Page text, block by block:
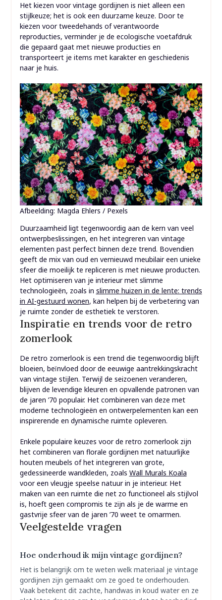
Het kiezen voor vintage gordijnen is niet alleen een
stijlkeuze; het is ook een duurzame keuze. Door te
kiezen voor tweedehands of verantwoorde
reproducties, verminder je de ecologische voetafdruk
die gepaard gaat met nieuwe producties en
transporteert je items met karakter en geschiedenis
naar je huis.
Afbeelding: Magda Ehlers / Pexels
Duurzaamheid ligt tegenwoordig aan de kern van veel
ontwerpbeslissingen, en het integreren van vintage
elementen past perfect binnen deze trend. Bovendien
geeft de mix van oud en vernieuwd meubilair een unieke
sfeer die moeilijk te repliceren is met nieuwe producten.
Het optimiseren van je interieur met slimme
technologieën, zoals in slimme huizen in de lente: trends
in AI-gestuurd wonen, kan helpen bij de verbetering van
je ruimte zonder de esthetiek te verstoren.
Inspiratie en trends voor de retro
zomerlook
De retro zomerlook is een trend die tegenwoordig blijft
bloeien, beïnvloed door de eeuwige aantrekkingskracht
van vintage stijlen. Terwijl de seizoenen veranderen,
blijven de levendige kleuren en opvallende patronen van
de jaren ’70 populair. Het combineren van deze met
moderne technologieën en ontwerpelementen kan een
inspirerende en dynamische ruimte opleveren.
Enkele populaire keuzes voor de retro zomerlook zijn
het combineren van florale gordijnen met natuurlijke
houten meubels of het integreren van grote,
gedessineerde wandkleden, zoals Wall Murals Koala
voor een vleugje speelse natuur in je interieur. Het
maken van een ruimte die net zo functioneel als stijlvol
is, hoeft geen compromis te zijn als je de warme en
gastvrije sfeer van de jaren ’70 weet te omarmen.
Veelgestelde vragen
Hoe onderhoud ik mijn vintage gordijnen?
Het is belangrijk om te weten welk materiaal je vintage
gordijnen zijn gemaakt om ze goed te onderhouden.
Vaak betekent dit zachte, handwas in koud water en ze